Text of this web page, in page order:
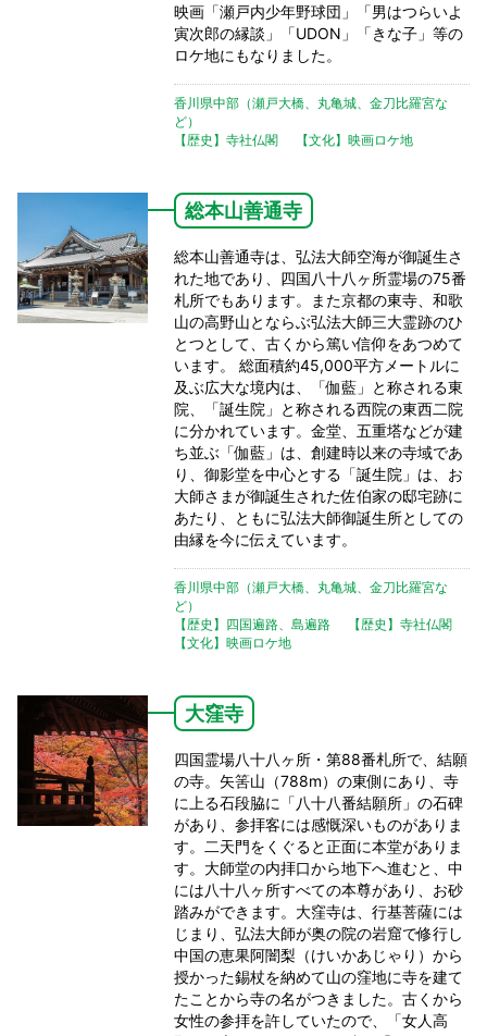
映画「瀬戸内少年野球団」「男はつらいよ
寅次郎の縁談」「UDON」「きな子」等の
ロケ地にもなりました。
香川県中部（瀬戸大橋、丸亀城、金刀比羅宮な
ど）
【歴史】寺社仏閣
【文化】映画ロケ地
総本山善通寺
総本山善通寺は、弘法大師空海が御誕生さ
れた地であり、四国八十八ヶ所霊場の75番
札所でもあります。また京都の東寺、和歌
山の高野山とならぶ弘法大師三大霊跡のひ
とつとして、古くから篤い信仰をあつめて
います。 総面積約45,000平方メートルに
及ぶ広大な境内は、「伽藍」と称される東
院、「誕生院」と称される西院の東西二院
に分かれています。金堂、五重塔などが建
ち並ぶ「伽藍」は、創建時以来の寺域であ
り、御影堂を中心とする「誕生院」は、お
大師さまが御誕生された佐伯家の邸宅跡に
あたり、ともに弘法大師御誕生所としての
由縁を今に伝えています。
香川県中部（瀬戸大橋、丸亀城、金刀比羅宮な
ど）
【歴史】四国遍路、島遍路
【歴史】寺社仏閣
【文化】映画ロケ地
大窪寺
四国霊場八十八ヶ所・第88番札所で、結願
の寺。矢筈山（788m）の東側にあり、寺
に上る石段脇に「八十八番結願所」の石碑
があり、参拝客には感慨深いものがありま
す。二天門をくぐると正面に本堂がありま
す。大師堂の内拝口から地下へ進むと、中
には八十八ヶ所すべての本尊があり、お砂
踏みができます。大窪寺は、行基菩薩には
じまり、弘法大師が奥の院の岩窟で修行し
中国の恵果阿闇梨（けいかあじゃり）から
授かった錫杖を納めて山の窪地に寺を建て
たことから寺の名がつきました。古くから
女性の参拝を許していたので、「女人高